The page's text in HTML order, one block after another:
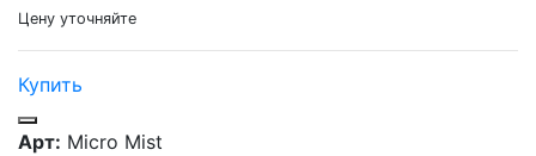
Цену уточняйте
Купить
Арт: Micro Mist